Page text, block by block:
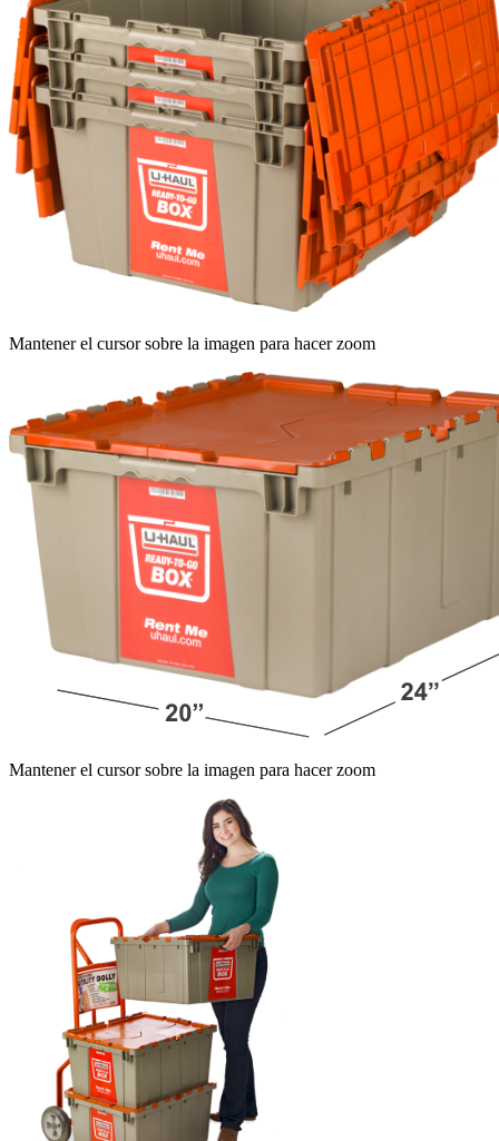
Mantener el cursor sobre la imagen para hacer zoom
Mantener el cursor sobre la imagen para hacer zoom